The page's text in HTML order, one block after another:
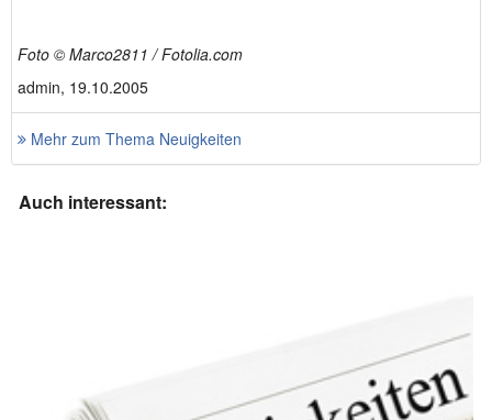
Foto © Marco2811 / Fotolia.com
admin, 19.10.2005
Mehr zum Thema Neuigkeiten
Auch interessant: